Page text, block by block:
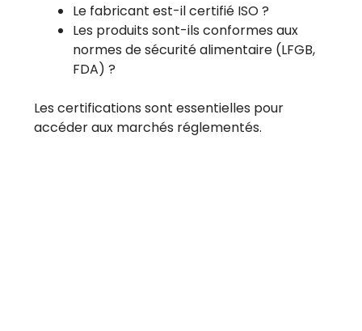
Le fabricant est-il certifié ISO ?
Les produits sont-ils conformes aux
normes de sécurité alimentaire (LFGB,
FDA) ?
Les certifications sont essentielles pour
accéder aux marchés réglementés.